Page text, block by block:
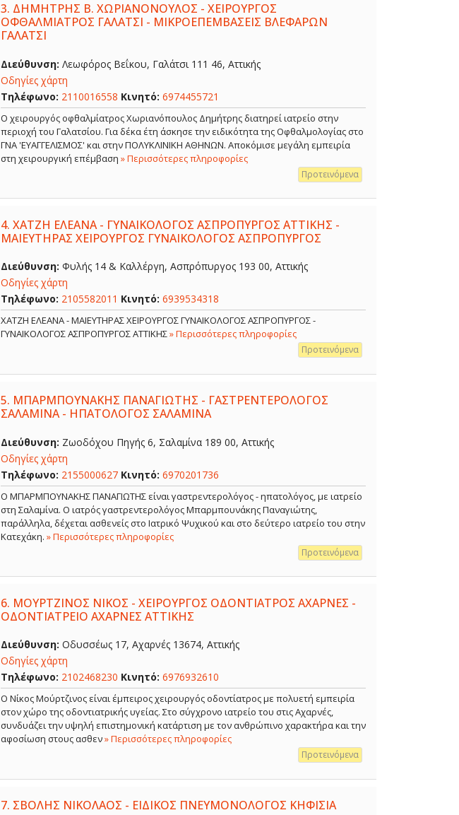
3. ΔΗΜΗΤΡΗΣ Β. ΧΩΡΙΑΝΟΝΟΥΛΟΣ - ΧΕΙΡΟΥΡΓΟΣ
ΟΦΘΑΛΜΙΑΤΡΟΣ ΓΑΛΑΤΣΙ - ΜΙΚΡΟΕΠΕΜΒΑΣΕΙΣ ΒΛΕΦΑΡΩΝ
ΓΑΛΑΤΣΙ
Διεύθυνση: Λεωφόρος Βεΐκου, Γαλάτσι 111 46, Αττικής
Οδηγίες χάρτη
Τηλέφωνο: 2110016558 Κινητό: 6974455721
Ο χειρουργός οφθαλμίατρος Χωριανόπουλος Δημήτρης διατηρεί ιατρείο στην
περιοχή του Γαλατσίου. Για δέκα έτη άσκησε την ειδικότητα της Οφθαλμολογίας στο
ΓΝΑ 'ΕΥΑΓΓΕΛΙΣΜΟΣ' και στην ΠΟΛΥΚΛΙΝΙΚΗ ΑΘΗΝΩΝ. Αποκόμισε μεγάλη εμπειρία
στη χειρουργική επέμβαση » Περισσότερες πληροφορίες
Προτεινόμενα
4. ΧΑΤΖΗ ΕΛΕΑΝΑ - ΓΥΝΑΙΚΟΛΟΓΟΣ ΑΣΠΡΟΠΥΡΓΟΣ ΑΤΤΙΚΗΣ -
ΜΑΙΕΥΤΗΡΑΣ ΧΕΙΡΟΥΡΓΟΣ ΓΥΝΑΙΚΟΛΟΓΟΣ ΑΣΠΡΟΠΥΡΓΟΣ
Διεύθυνση: Φυλής 14 & Καλλέργη, Ασπρόπυργος 193 00, Αττικής
Οδηγίες χάρτη
Τηλέφωνο: 2105582011 Κινητό: 6939534318
ΧΑΤΖΗ ΕΛΕΑΝΑ - ΜΑΙΕΥΤΗΡΑΣ ΧΕΙΡΟΥΡΓΟΣ ΓΥΝΑΙΚΟΛΟΓΟΣ ΑΣΠΡΟΠΥΡΓΟΣ -
ΓΥΝΑΙΚΟΛΟΓΟΣ ΑΣΠΡΟΠΥΡΓΟΣ ΑΤΤΙΚΗΣ» Περισσότερες πληροφορίες
Προτεινόμενα
5. ΜΠΑΡΜΠΟΥΝΑΚΗΣ ΠΑΝΑΓΙΩΤΗΣ - ΓΑΣΤΡΕΝΤΕΡΟΛΟΓΟΣ
ΣΑΛΑΜΙΝΑ - ΗΠΑΤΟΛΟΓΟΣ ΣΑΛΑΜΙΝΑ
Διεύθυνση: Ζωοδόχου Πηγής 6, Σαλαμίνα 189 00, Αττικής
Οδηγίες χάρτη
Τηλέφωνο: 2155000627 Κινητό: 6970201736
Ο ΜΠΑΡΜΠΟΥΝΑΚΗΣ ΠΑΝΑΓΙΩΤΗΣ είναι γαστρεντερολόγος - ηπατολόγος, με ιατρείο
στη Σαλαμίνα. Ο ιατρός γαστρεντερολόγος Μπαρμπουνάκης Παναγιώτης,
παράλληλα, δέχεται ασθενείς στο Ιατρικό Ψυχικού και στο δεύτερο ιατρείο του στην
Κατεχάκη. » Περισσότερες πληροφορίες
Προτεινόμενα
6. ΜΟΥΡΤΖΙΝΟΣ ΝΙΚΟΣ - ΧΕΙΡΟΥΡΓΟΣ ΟΔΟΝΤΙΑΤΡΟΣ ΑΧΑΡΝΕΣ -
ΟΔΟΝΤΙΑΤΡΕΙΟ ΑΧΑΡΝΕΣ ΑΤΤΙΚΗΣ
Διεύθυνση: Οδυσσέως 17, Αχαρνές 13674, Αττικής
Οδηγίες χάρτη
Τηλέφωνο: 2102468230 Κινητό: 6976932610
Ο Νίκος Μούρτζινος είναι έμπειρος χειρουργός οδοντίατρος με πολυετή εμπειρία
στον χώρο της οδοντιατρικής υγείας. Στο σύγχρονο ιατρείο του στις Αχαρνές,
συνδυάζει την υψηλή επιστημονική κατάρτιση με τον ανθρώπινο χαρακτήρα και την
αφοσίωση στους ασθεν» Περισσότερες πληροφορίες
Προτεινόμενα
7. ΣΒΟΛΗΣ ΝΙΚΟΛΑΟΣ - ΕΙΔΙΚΟΣ ΠΝΕΥΜΟΝΟΛΟΓΟΣ ΚΗΦΙΣΙΑ